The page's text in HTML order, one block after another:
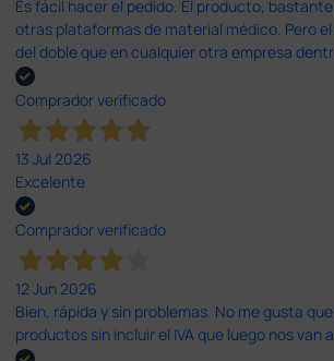
Es fácil hacer el pedido. El producto,
otras plataformas de material médico. Pero
del doble que en cualquier otra empresa
Comprador verificado
13 Jul 2026
Excelente
Comprador verificado
12 Jun 2026
Bien, rápida y sin problemas. No me gusta
productos sin incluir el IVA que luego nos van